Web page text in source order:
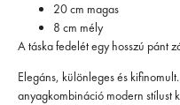
20 cm magas
8 cm mély
A táska fedelét egy hosszú pánt
Elegáns, különleges és
anyagkombináció modern stílust